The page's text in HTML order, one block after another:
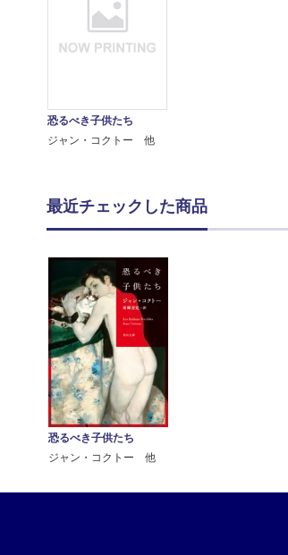
恐るべき子供たち
ジャン・コクトー 他
最近チェックした商品
恐るべき子供たち
ジャン・コクトー 他